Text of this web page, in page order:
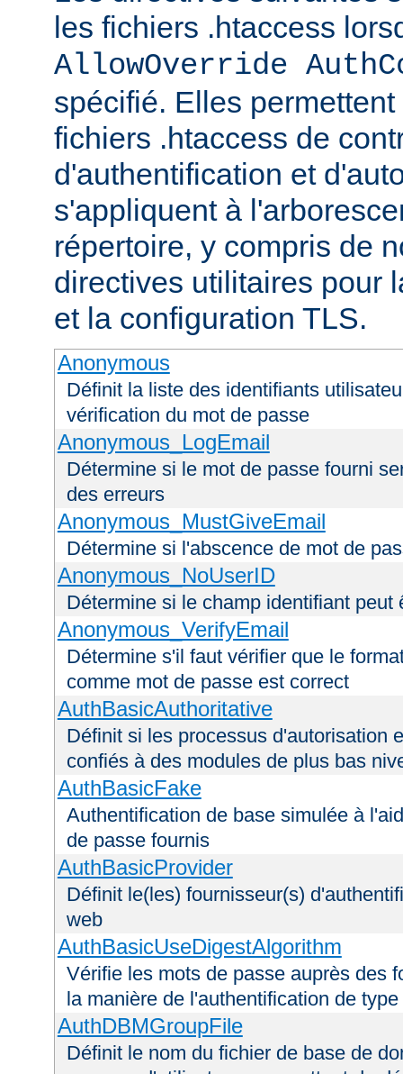
les fichiers .htaccess
AllowOverride
spécifié. Elles
fichiers .htaccess de
d'authentification et
s'appliquent à
répertoire, y compris de
directives utilitaires pour
et la configuration TLS.
Anonymous
Définit la liste des identifiants
vérification du mot de passe
Anonymous_LogEmail
Détermine si le mot de passe fourni
des erreurs
Anonymous_MustGiveEmail
Détermine si l'abscence de mot de
Anonymous_NoUserID
Détermine si le champ identifiant peut
Anonymous_VerifyEmail
Détermine s'il faut vérifier que le
comme mot de passe est correct
AuthBasicAuthoritative
Définit si les processus d'autorisation
confiés à des modules de plus bas
AuthBasicFake
Authentification de base simulée à
de passe fournis
AuthBasicProvider
Définit le(les) fournisseur(s)
web
AuthBasicUseDigestAlgorithm
Vérifie les mots de passe auprès des
la manière de l'authentification de
AuthDBMGroupFile
Définit le nom du fichier de base de